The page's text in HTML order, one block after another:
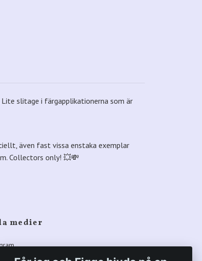
slitage i färgapplikationerna som är
även fast vissa enstaka exemplar
Collectors only! 💥💸
medier